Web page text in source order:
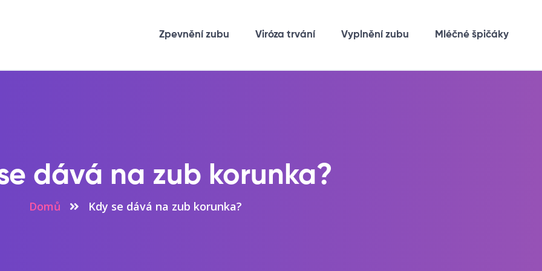
Zpevnění zubu Viróza trvání Vyplnění zubu Mléčné špičáky
dává na zub korunka?
Domů Kdy se dává na zub korunka?